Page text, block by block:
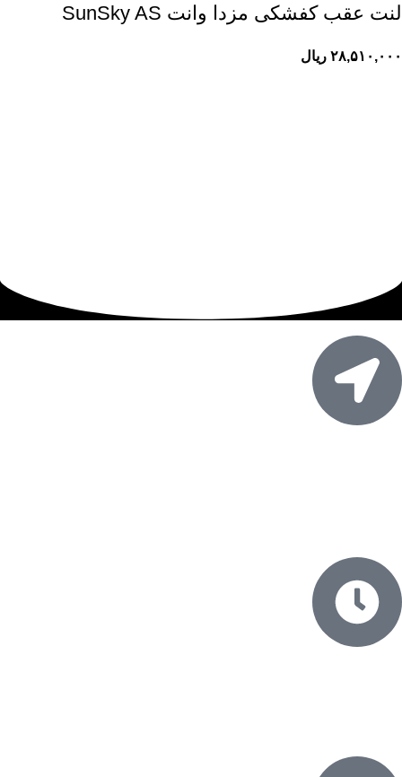
لنت عقب کفشکی مزدا وانت SunSky AS
۲۸,۵۱۰,۰۰۰ ریال